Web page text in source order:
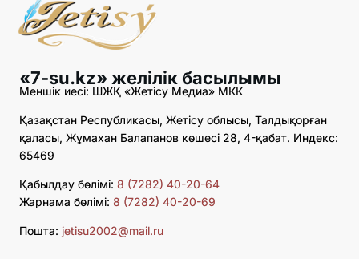
«7-su.kz» желілік басылымы
Меншік иесі: ШЖҚ «Жетісу Медиа» МКК
Қазақстан Республикасы, Жетісу облысы, Талдықорған
қаласы, Жұмахан Балапанов көшесі 28, 4-қабат. Индекс:
65469
Қабылдау бөлімі: 8 (7282) 40-20-64
Жарнама бөлімі: 8 (7282) 40-20-69
Пошта: jetisu2002@mail.ru